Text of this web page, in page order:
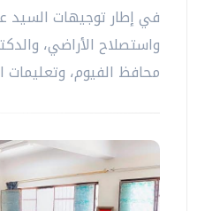
في إطار توجيهات السيد
واستصلاح الأراضي،
محافظ الفيوم، وتعليمات